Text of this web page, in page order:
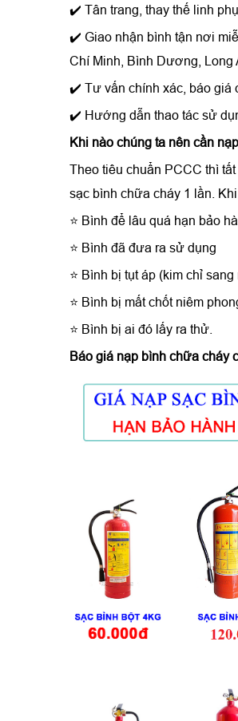
✔️ Tân trang, thay thế linh
✔️ Giao nhận bình tận nơi
Chí Minh, Bình Dương, Long
✔️ Tư vấn chính xác, báo giá
✔️ Hướng dẫn thao tác sử
Khi nào chúng ta nên cần
Theo tiêu chuẩn PCCC thì
sạc bình chữa cháy 1 lần.
⭐ Bình để lâu quá hạn bảo
⭐ Bình đã đưa ra sử dụng
⭐ Bình bị tụt áp (kim chỉ
⭐ Bình bị mất chốt niêm
⭐ Bình bị ai đó lấy ra thử.
Báo giá nạp bình chữa cháy